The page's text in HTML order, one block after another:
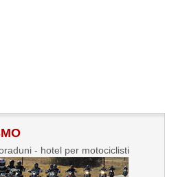
- hotel per motociclisti